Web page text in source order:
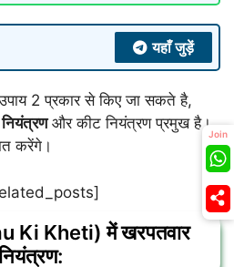
यहाँ जुड़ें
2 प्रकार से किए जा सकते है,
नियंत्रणऔर कीट नियंत्रण प्रमुख है।
करेंगे।
Ki Kheti) में खरपतवार
Join